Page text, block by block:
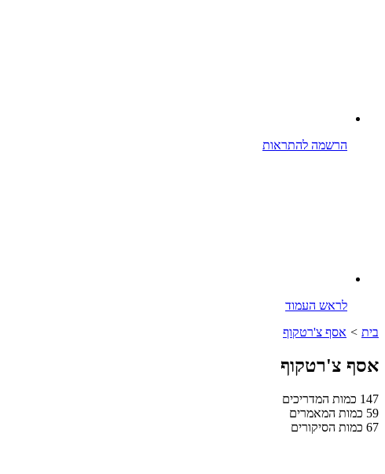
הרשמה להתראות
לראש העמוד
בית > אסף צ'רטקוף
אסף צ'רטקוף
147 כמות המדריכים
59 כמות המאמרים
67 כמות הסיקורים